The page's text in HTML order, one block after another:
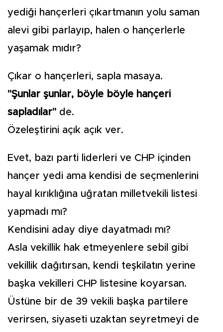
yediği hançerleri çıkartmanın yolu saman
alevi gibi parlayıp, halen o hançerlerle
yaşamak mıdır?
Çıkar o hançerleri, sapla masaya.
"Şunlar şunlar, böyle böyle hançeri
sapladılar" de.
Özeleştirini açık açık ver.
Evet, bazı parti liderleri ve CHP içinden
hançer yedi ama kendisi de seçmenlerini
hayal kırıklığına uğratan milletvekili listesi
yapmadı mı?
Kendisini aday diye dayatmadı mı?
Asla vekillik hak etmeyenlere sebil gibi
vekillik dağıtırsan, kendi teşkilatın yerine
başka vekilleri CHP listesine koyarsan.
Üstüne bir de 39 vekili başka partilere
verirsen, siyaseti uzaktan seyretmeyi de